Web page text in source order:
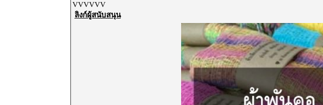
VVVVVV
ลิงก์ผู้สนับสนุน